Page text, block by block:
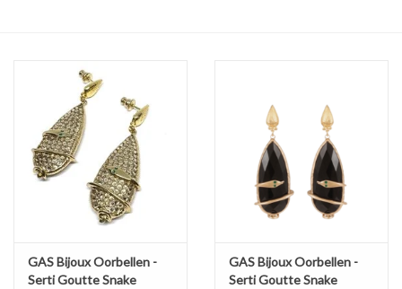
Over DIVA
GAS Bijoux Oorbellen -
Serti Goutte Snake
GAS Bijoux Oorbellen -
Serti Goutte Snake